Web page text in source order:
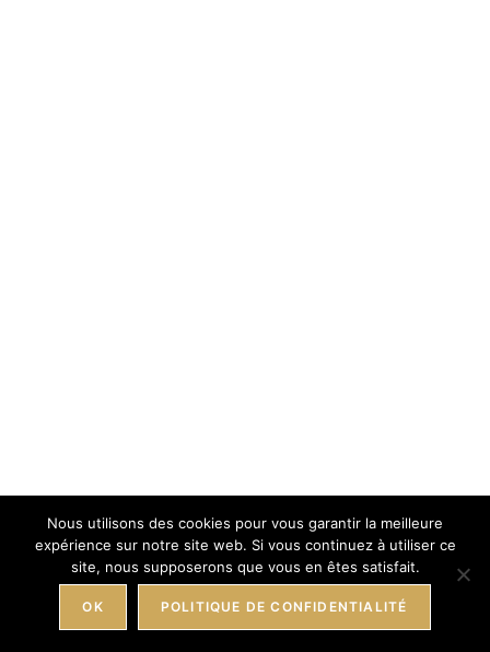
Nous utilisons des cookies pour vous garantir la meilleure
expérience sur notre site web. Si vous continuez à utiliser ce
site, nous supposerons que vous en êtes satisfait.
OK POLITIQUE DE CONFIDENTIALITÉ